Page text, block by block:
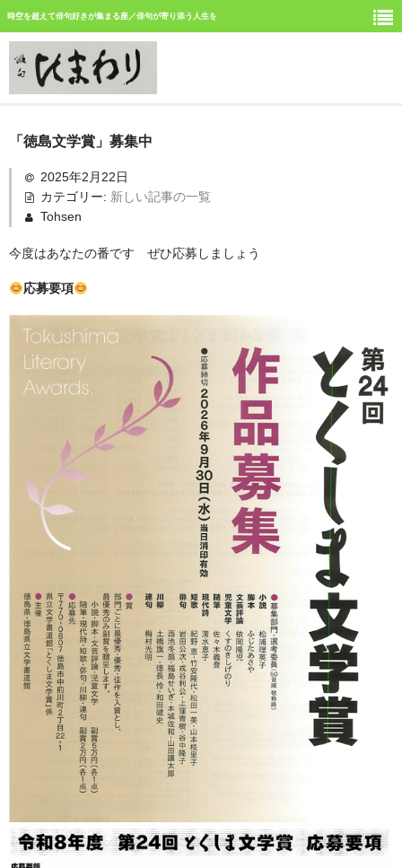
時空を超えて俳句好きが集まる座／俳句が寄り添う人生を
ひまわり誌今月号の俳句
今月みつけた俳句
イベント案内
俳句道場
「徳島文学賞」募集中
冬扇の「時空の座」
お問い合わせ
俳句を始めたい人に
日本俳人クラブ
出来事
徳島吟行案内編集室
アゴラ（新しい俳句の為に）
「徳島文学賞」募集中
2025年2月22日
カテゴリー: 新しい記事の一覧
Tohsen
今度はあなたの番です ぜひ応募しましょう
応募要項